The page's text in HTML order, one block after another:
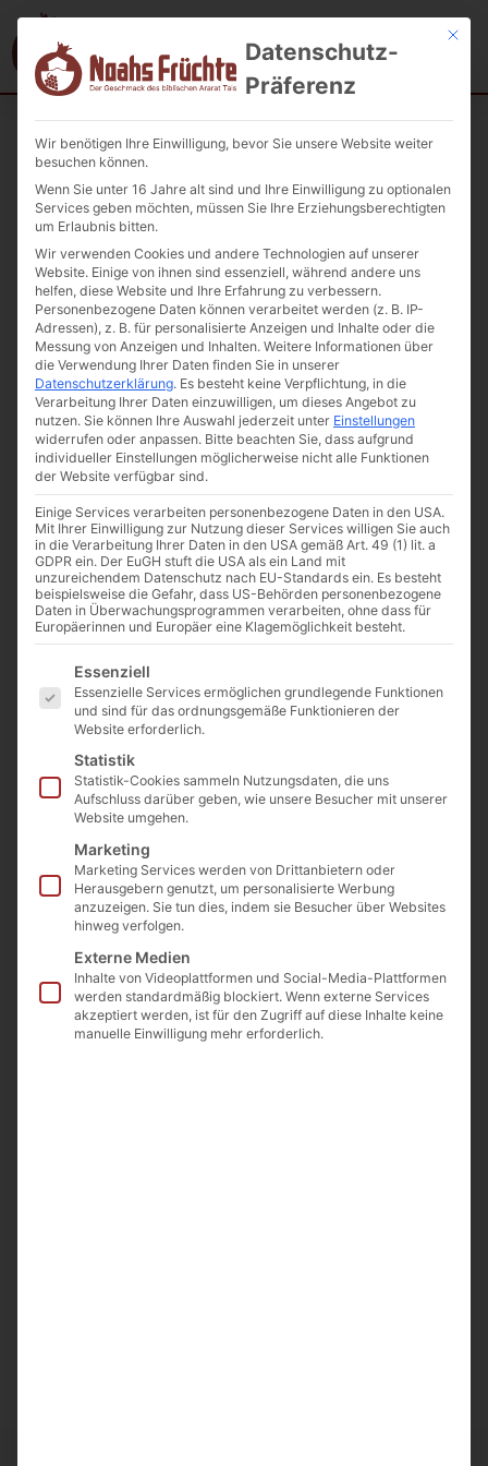
Startseite/Getrocknete Früchte/ Sujuch Nuss-Stange 350g
Sujuch Nuss-Stange 350g
Art. Nr.:GF 1001-1-2
Kategorien
Getrocknete Früchte , SALE %
10,90€ 8,90€ inkl. MwSt.
Enthält 7% MwSt. 7 % DE
(2,54€/ 100 g)
zzgl.Versand
Nicht vorrätig
In die Wunschliste
Mit
Datenschutz-
Präferenz
Wir benötigen Ihre Einwilligung, bevor Sie unsere Website weiter
besuchen können.
Wenn Sie unter 16 Jahre alt sind und Ihre Einwilligung zu optionalen
Services geben möchten, müssen Sie Ihre Erziehungsberechtigten
um Erlaubnis bitten.
Wir verwenden Cookies und andere Technologien auf unserer
Website. Einige von ihnen sind essenziell, während andere uns
helfen, diese Website und Ihre Erfahrung zu verbessern.
Personenbezogene Daten können verarbeitet werden (z. B. IP-
Adressen), z. B. für personalisierte Anzeigen und Inhalte oder die
Messung von Anzeigen und Inhalten. Weitere Informationen über
die Verwendung Ihrer Daten finden Sie in unserer
Datenschutzerklärung. Es besteht keine Verpflichtung, in die
Verarbeitung Ihrer Daten einzuwilligen, um dieses Angebot zu
nutzen. Sie können Ihre Auswahl jederzeit unter Einstellungen
widerrufen oder anpassen. Bitte beachten Sie, dass aufgrund
individueller Einstellungen möglicherweise nicht alle Funktionen
der Website verfügbar sind.
Einige Services verarbeiten personenbezogene Daten in den USA.
Mit Ihrer Einwilligung zur Nutzung dieser Services willigen Sie auch
in die Verarbeitung Ihrer Daten in den USA gemäß Art. 49 (1) lit. a
GDPR ein. Der EuGH stuft die USA als ein Land mit
unzureichendem Datenschutz nach EU-Standards ein. Es besteht
beispielsweise die Gefahr, dass US-Behörden personenbezogene
Daten in Überwachungsprogrammen verarbeiten, ohne dass für
Europäerinnen und Europäer eine Klagemöglichkeit besteht.
Es folgt eine Liste der Service-Gruppen, für die eine
Essenziell
Essenzielle Services ermöglichen grundlegende Funktionen
und sind für das ordnungsgemäße Funktionieren der
Website erforderlich.
Statistik
Statistik-Cookies sammeln Nutzungsdaten, die uns
Aufschluss darüber geben, wie unsere Besucher mit unserer
Website umgehen.
Marketing
Marketing Services werden von Drittanbietern oder
Herausgebern genutzt, um personalisierte Werbung
anzuzeigen. Sie tun dies, indem sie Besucher über Websites
hinweg verfolgen.
Externe Medien
Inhalte von Videoplattformen und Social-Media-Plattformen
werden standardmäßig blockiert. Wenn externe Services
akzeptiert werden, ist für den Zugriff auf diese Inhalte keine
manuelle Einwilligung mehr erforderlich.